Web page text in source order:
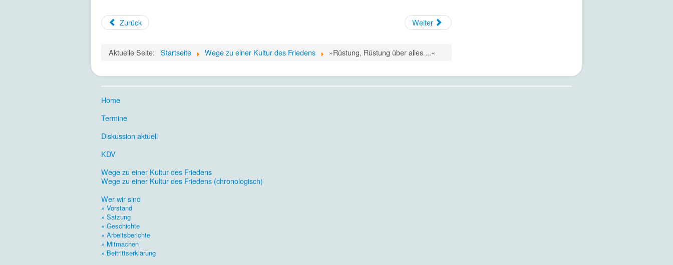
Zurück Weiter
Aktuelle Seite: Startseite Wege zu einer Kultur des Friedens »Rüstung, Rüstung über alles ...«
Home
Termine
Diskussion aktuell
KDV
Wege zu einer Kultur des Friedens
Wege zu einer Kultur des Friedens (chronologisch)
Wer wir sind
» Vorstand
» Satzung
» Geschichte
» Arbeitsberichte
» Mitmachen
» Beitrittserklärung